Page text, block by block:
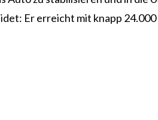
Er erreicht mit knapp